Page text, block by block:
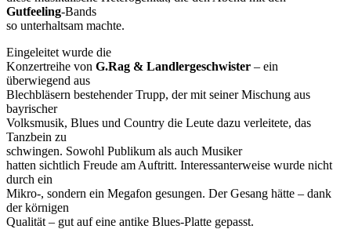
Gutfeeling-Bands
so unterhaltsam machte.
Eingeleitet wurde die
Konzertreihe von G.Rag & Landlergeschwister – ein
überwiegend aus
Blechbläsern bestehender Trupp, der mit seiner Mischung aus
bayrischer
Volksmusik, Blues und Country die Leute dazu verleitete, das
Tanzbein zu
schwingen. Sowohl Publikum als auch Musiker
hatten sichtlich Freude am Auftritt. Interessanterweise wurde nicht
durch ein
Mikro-, sondern ein Megafon gesungen. Der Gesang hätte – dank
der körnigen
Qualität – gut auf eine antike Blues-Platte gepasst.